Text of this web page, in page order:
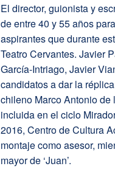
El director, guionista y
de entre 40 y 55 años
aspirantes que durante
Teatro Cervantes. Javier
García-Intriago, Javier
candidatos a dar la
chileno Marco Antonio de
incluida en el ciclo
2016, Centro de Cultura
montaje como asesor,
mayor de ‘Juan’.